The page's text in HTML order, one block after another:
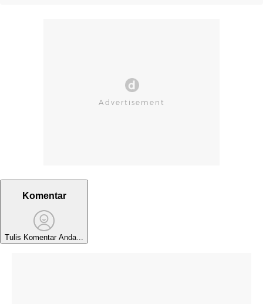
Komentar
Tulis Komentar Anda...